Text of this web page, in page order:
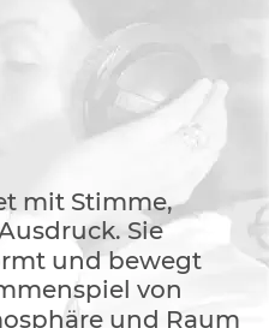
mit Stimme,
Sie
und bewegt
von
und Raum